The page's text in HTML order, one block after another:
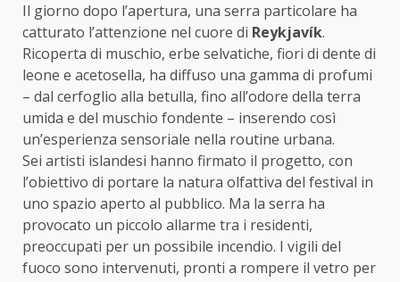
Il giorno dopo l’apertura, una serra particolare ha
catturato l’attenzione nel cuore di Reykjavík.
Ricoperta di muschio, erbe selvatiche, fiori di dente di
leone e acetosella, ha diffuso una gamma di profumi
– dal cerfoglio alla betulla, fino all’odore della terra
umida e del muschio fondente – inserendo così
un’esperienza sensoriale nella routine urbana.
Sei artisti islandesi hanno firmato il progetto, con
l’obiettivo di portare la natura olfattiva del festival in
uno spazio aperto al pubblico. Ma la serra ha
provocato un piccolo allarme tra i residenti,
preoccupati per un possibile incendio. I vigili del
fuoco sono intervenuti, pronti a rompere il vetro per